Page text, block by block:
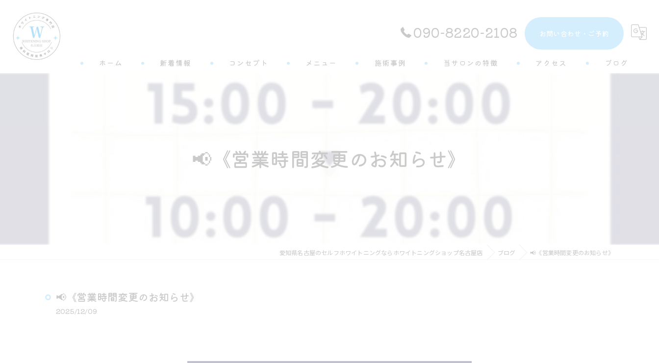
090-8220-2108 お問い合わせ・ご予約
ホーム 新着情報 コンセプト メニュー 施術事例
よくある質問
当サロンの特徴
都度払い
半個室
アクセス ブログ
📢《営業時間変更のお知らせ》
愛知県名古屋のセルフホワイトニングならホワイトニングショップ名古屋店 ブログ 📢《営業時間変更のお知らせ》
📢《営業時間変更のお知らせ》
2025/12/09